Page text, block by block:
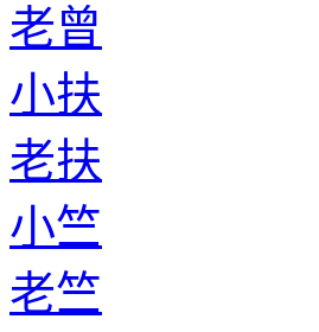
老曾
小扶
老扶
小竺
老竺